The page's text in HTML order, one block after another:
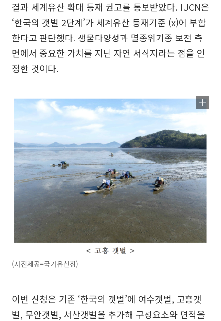
결과 세계유산 확대 등재 권고를 통보받았다. IUCN은
‘한국의 갯벌 2단계’가 세계유산 등재기준 (x)에 부합
한다고 판단했다. 생물다양성과 멸종위기종 보전 측
면에서 중요한 가치를 지닌 자연 서식지라는 점을 인
정한 것이다.
(사진제공=국가유산청)
이번 신청은 기존 ‘한국의 갯벌’에 여수갯벌, 고흥갯
벌, 무안갯벌, 서산갯벌을 추가해 구성요소와 면적을